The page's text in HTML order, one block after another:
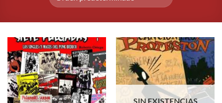
SIN EXISTENCIAS